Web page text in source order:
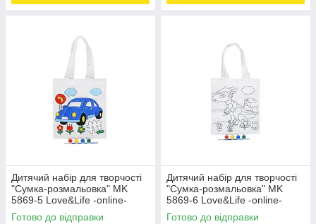
Дитячий набір для творчості
"Сумка-розмальовка" MK
5869-5 Love&Life -online-
multimarket-
Готово до відправки
Дитячий набір для творчості
"Сумка-розмальовка" MK
5869-6 Love&Life -online-
multimarket-
Готово до відправки